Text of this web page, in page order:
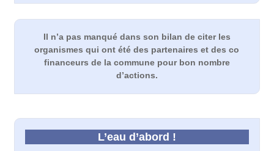
Il n’a pas manqué dans son bilan de citer les
organismes qui ont été des partenaires et des co
financeurs de la commune pour bon nombre
d’actions.
L’eau d’abord !